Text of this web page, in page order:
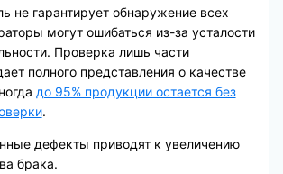
не гарантирует обнаружение всех
могут ошибаться из-за усталости
Проверка лишь части
полного представления о качестве
до 95% продукции остается без
.
дефекты приводят к увеличению
брака.